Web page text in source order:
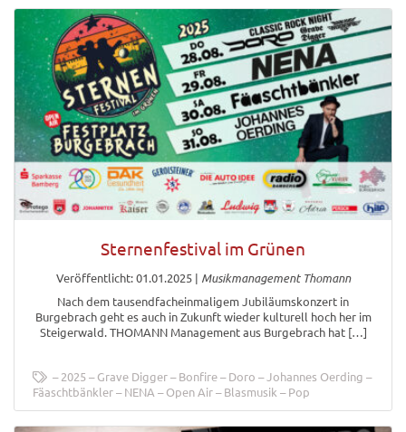
Sternenfestival im Grünen
Veröffentlicht: 01.01.2025| Musikmanagement Thomann
Nach dem tausendfacheinmaligem Jubiläumskonzert in
Burgebrach geht es auch in Zukunft wieder kulturell hoch her im
Steigerwald. THOMANN Management aus Burgebrach hat […]
2025 Grave Digger Bonfire Doro
Johannes Oerding
Fäaschtbänkler
NENA Open Air Blasmusik Pop